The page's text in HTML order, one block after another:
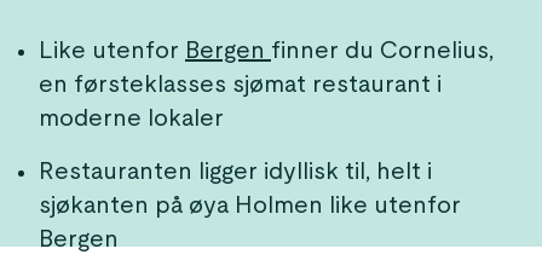
Like utenfor Bergen finner du Cornelius,
en førsteklasses sjømat restaurant i
moderne lokaler
Restauranten ligger idyllisk til, helt i
sjøkanten på øya Holmen like utenfor
Bergen